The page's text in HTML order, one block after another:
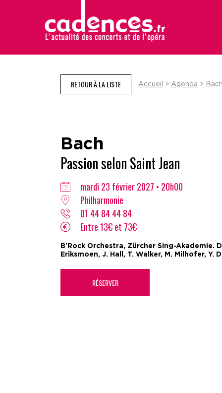
RETOUR À LA LISTE Accueil > Agenda >
Bach
Passion selon Saint Jean
mardi 23 février 2027 • 20h00
Philharmonie
01 44 84 44 84
Entre 13€ et 73€
B'Rock Orchestra, Zürcher Sing-Akademie.
Eriksmoen, J. Hall, T. Walker, M. Milhofer, Y.
RÉSERVER